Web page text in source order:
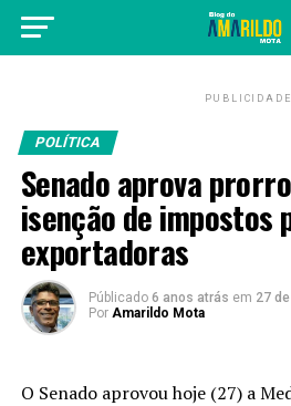
PUBLICIDADE
POLÍTICA
Senado aprova
isenção de impostos
exportadoras
Públicado 6 anos atrás em 27
Por Amarildo Mota
O Senado aprovou hoje (27) a